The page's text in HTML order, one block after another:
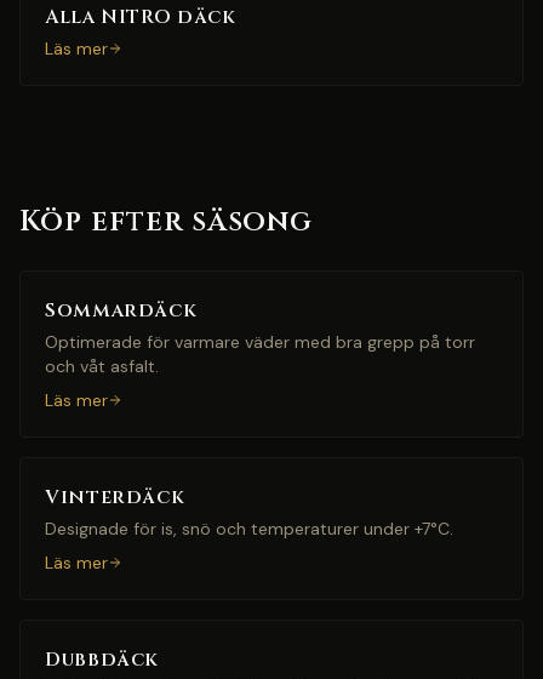
Alla NITRO däck
Läs mer
Köp efter säsong
Sommardäck
Optimerade för varmare väder med bra grepp på torr
och våt asfalt.
Läs mer
Vinterdäck
Designade för is, snö och temperaturer under +7°C.
Läs mer
Dubbdäck